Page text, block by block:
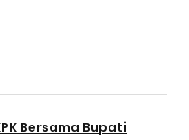
Bersama Bupati